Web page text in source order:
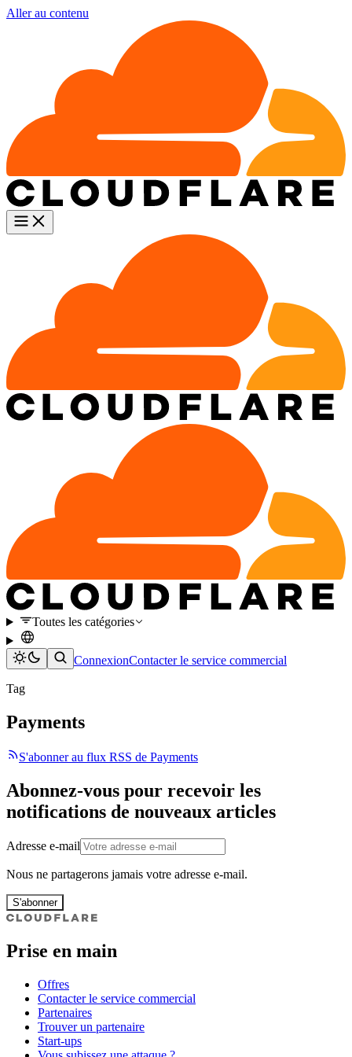
Aller au contenu
Toutes les catégories
ConnexionContacter le service commercial
Tag
Payments
S'abonner au flux RSS de Payments
Abonnez-vous pour recevoir les
notifications de nouveaux articles
Adresse e-mail
Nous ne partagerons jamais votre adresse e-mail.
S'abonner
Prise en main
Offres
Contacter le service commercial
Partenaires
Trouver un partenaire
Start-ups